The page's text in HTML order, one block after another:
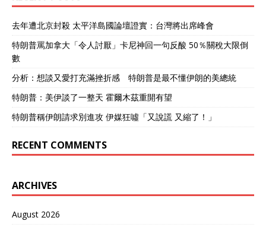
去年遭北京封殺 太平洋島國論壇證實：台灣將出席峰會
特朗普罵加拿大「令人討厭」卡尼神回一句反酸 50％關稅大限倒
數
分析：想談又愛打充滿挫折感 特朗普是最不懂伊朗的美總統
特朗普：美伊談了一整天 霍爾木茲重開有望
特朗普稱伊朗請求別進攻 伊媒狂噓「又說謊 又縮了！」
RECENT COMMENTS
ARCHIVES
August 2026